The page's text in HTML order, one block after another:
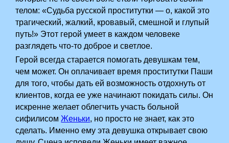
телом: «Судьба русской проститутки — о, какой это
трагический, жалкий, кровавый, смешной и глупый
путь!» Этот герой умеет в каждом человеке
разглядеть что-то доброе и светлое.
Герой всегда старается помогать девушкам тем,
чем может. Он оплачивает время проститутки Паши
для того, чтобы дать ей возможность отдохнуть от
клиентов, когда ее уже начинают покидать силы. Он
искренне желает облегчить участь больной
сифилисомЖеньки, но просто не знает, как это
сделать. Именно ему эта девушка открывает свою